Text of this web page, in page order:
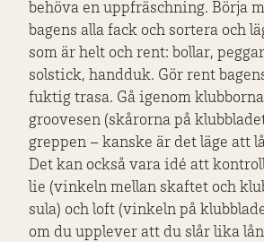
behöva en uppfräschning. Börja
bagens alla fack och sortera och
som är helt och rent: bollar,
solstick, handduk. Gör rent
fuktig trasa. Gå igenom
groovesen (skårorna på
greppen – kanske är det läge att
Det kan också vara idé att
lie (vinkeln mellan skaftet och
sula) och loft (vinkeln på
om du upplever att du slår lika